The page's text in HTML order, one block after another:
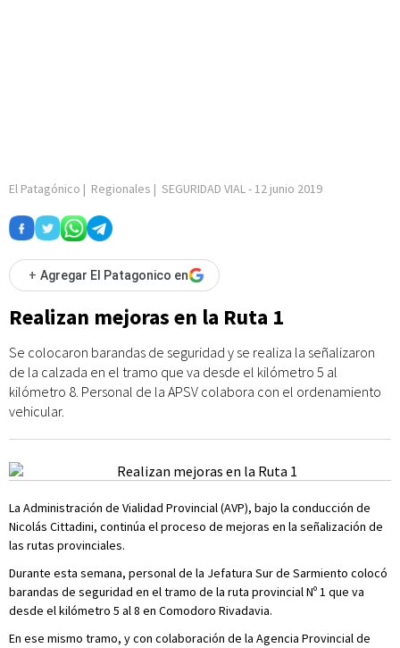
El Patagónico | Regionales | SEGURIDAD VIAL- 12 junio 2019
+ Agregar El Patagonico en
Realizan mejoras en la Ruta 1
Se colocaron barandas de seguridad y se realiza la señalizaron
de la calzada en el tramo que va desde el kilómetro 5 al
kilómetro 8. Personal de la APSV colabora con el ordenamiento
vehicular.
La Administración de Vialidad Provincial (AVP), bajo la conducción de
Nicolás Cittadini, continúa el proceso de mejoras en la señalización de
las rutas provinciales.
Durante esta semana, personal de la Jefatura Sur de Sarmiento colocó
barandas de seguridad en el tramo de la ruta provincial Nº 1 que va
desde el kilómetro 5 al 8 en Comodoro Rivadavia.
En ese mismo tramo, y con colaboración de la Agencia Provincial de